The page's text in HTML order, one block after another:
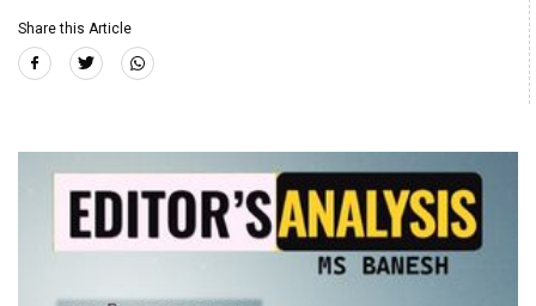
Share this Article